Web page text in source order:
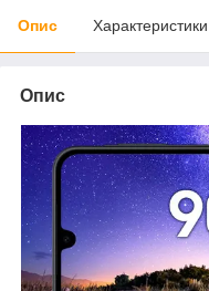
Опис Характеристики
Опис